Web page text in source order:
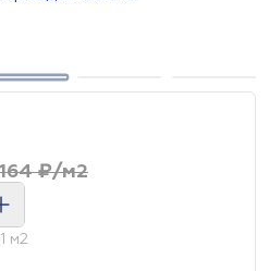
₽/м2
м2